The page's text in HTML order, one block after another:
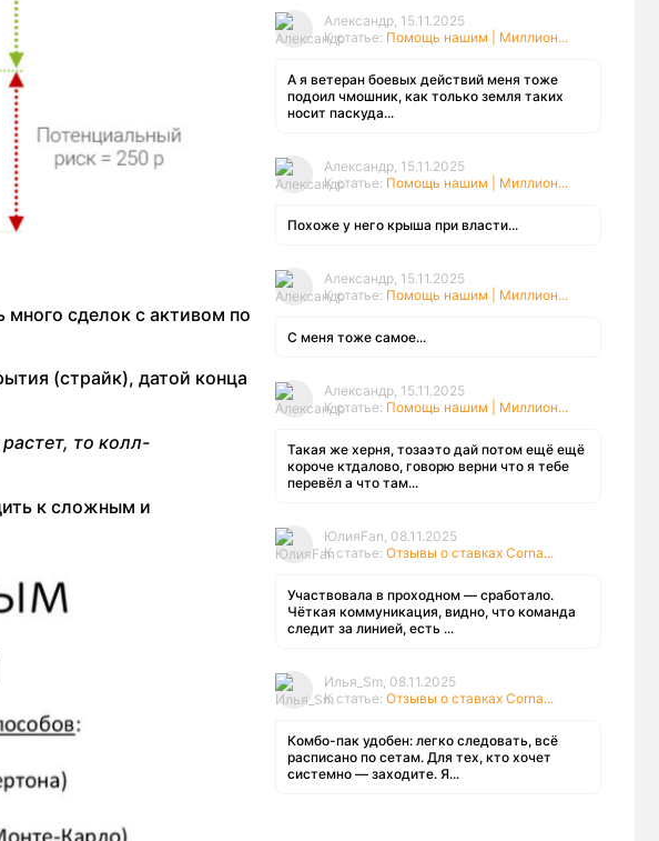
сделок с активом по
(страйк), датой конца
то колл-
к сложным и
Александр, 15.11.2025
К статье: Помощь нашим | Миллион...
А я ветеран боевых действий меня тоже
подоил чмошник, как только земля таких
носит паскуда...
Александр, 15.11.2025
К статье: Помощь нашим | Миллион...
Похоже у него крыша при власти...
Александр, 15.11.2025
К статье: Помощь нашим | Миллион...
С меня тоже самое...
Александр, 15.11.2025
К статье: Помощь нашим | Миллион...
Такая же херня, тозаэто дай потом ещё ещё
короче ктдалово, говорю верни что я тебе
перевёл а что там...
ЮлияFan, 08.11.2025
К статье: Отзывы о ставках Corna...
Участвовала в проходном — сработало.
Чёткая коммуникация, видно, что команда
следит за линией, есть ...
Илья_Sm, 08.11.2025
К статье: Отзывы о ставках Corna...
Комбо-пак удобен: легко следовать, всё
расписано по сетам. Для тех, кто хочет
системно — заходите. Я...